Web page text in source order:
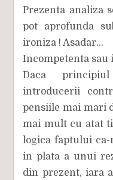
Prezenta analiza
pot aprofunda
ironiza ! Asadar...
Incompetenta sau
Daca
introducerii
pensiile mai mari
mai mult cu atat
logica faptului ca-
in plata a unui
din prezent, iara